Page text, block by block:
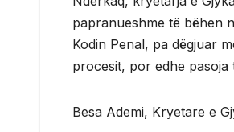
papranueshme të bëhen
Kodin Penal, pa dëgjuar
procesit, por edhe pasoja
Besa Ademi, Kryetare e